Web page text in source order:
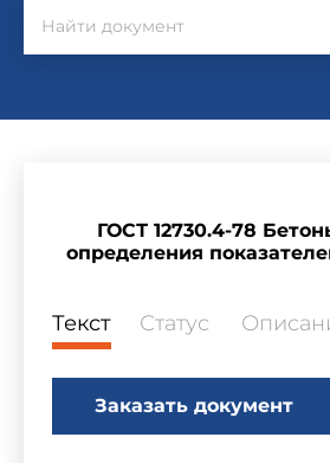
ГОСТ 12730.4-78
определения
Текст Статус
Заказать документ